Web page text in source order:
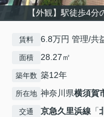
【外観】駅徒歩4
賃料 6.8万円 管理/共
面積 28.27㎡
築年数 築12年
所在地 神奈川県横須賀
交通 京急久里浜線 「